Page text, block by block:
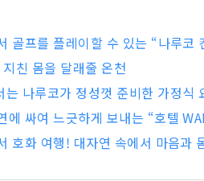
골프를 플레이할 수 있는 “나루코
친 몸을 달래줄 온천
나루코가 정성껏 준비한 가정식
에 싸여 느긋하게 보내는 “호텔
호화 여행! 대자연 속에서 마음과